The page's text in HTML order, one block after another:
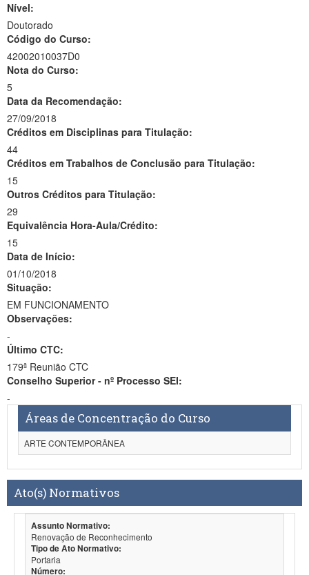
Nível:
Doutorado
Código do Curso:
42002010037D0
Nota do Curso:
5
Data da Recomendação:
27/09/2018
Créditos em Disciplinas para Titulação:
44
Créditos em Trabalhos de Conclusão para Titulação:
15
Outros Créditos para Titulação:
29
Equivalência Hora-Aula/Crédito:
15
Data de Início:
01/10/2018
Situação:
EM FUNCIONAMENTO
Observações:
-
Último CTC:
179ª Reunião CTC
Conselho Superior - nº Processo SEI:
-
Áreas de Concentração do Curso
ARTE CONTEMPORÂNEA
Ato(s) Normativos
Assunto Normativo:
Renovação de Reconhecimento
Tipo de Ato Normativo:
Portaria
Número: